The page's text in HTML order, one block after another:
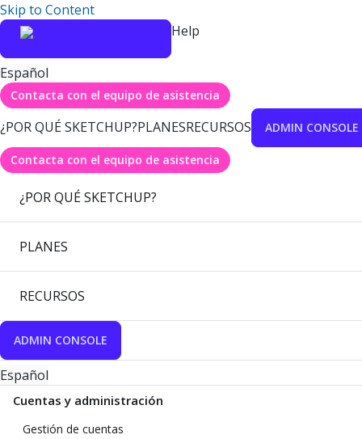
Skip to Content
Help
Español
Contacta con el equipo de asistencia
¿POR QUÉ SKETCHUP?PLANESRECURSOS ADMIN CONSOLE
Contacta con el equipo de asistencia
¿POR QUÉ SKETCHUP?
PLANES
RECURSOS
ADMIN CONSOLE
Español
Cuentas y administración
Gestión de cuentas